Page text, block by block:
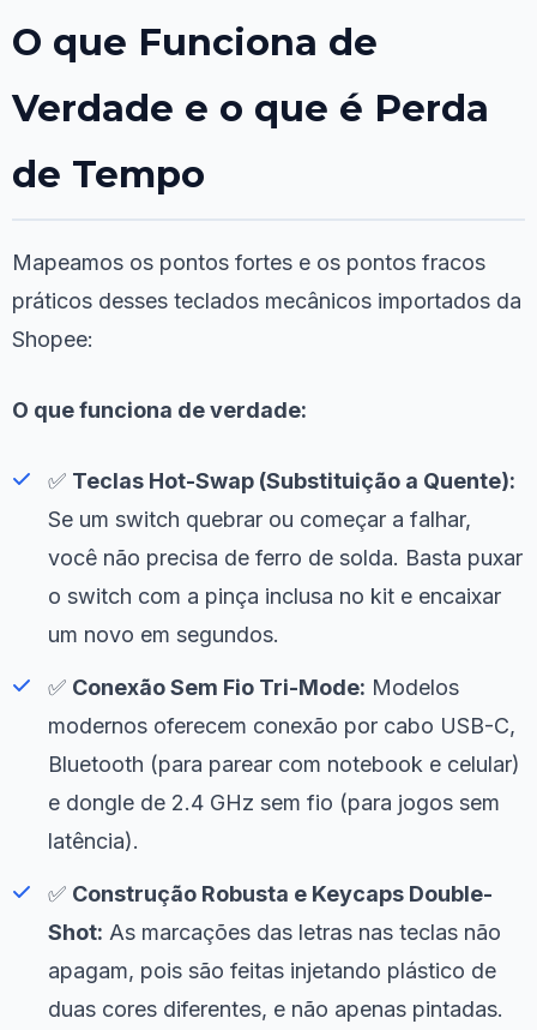
O que Funciona de
Verdade e o que é Perda
de Tempo
Mapeamos os pontos fortes e os pontos fracos
práticos desses teclados mecânicos importados da
Shopee:
O que funciona de verdade:
✅ Teclas Hot-Swap (Substituição a Quente):
Se um switch quebrar ou começar a falhar,
você não precisa de ferro de solda. Basta puxar
o switch com a pinça inclusa no kit e encaixar
um novo em segundos.
✅ Conexão Sem Fio Tri-Mode: Modelos
modernos oferecem conexão por cabo USB-C,
Bluetooth (para parear com notebook e celular)
e dongle de 2.4 GHz sem fio (para jogos sem
latência).
✅ Construção Robusta e Keycaps Double-
Shot: As marcações das letras nas teclas não
apagam, pois são feitas injetando plástico de
duas cores diferentes, e não apenas pintadas.